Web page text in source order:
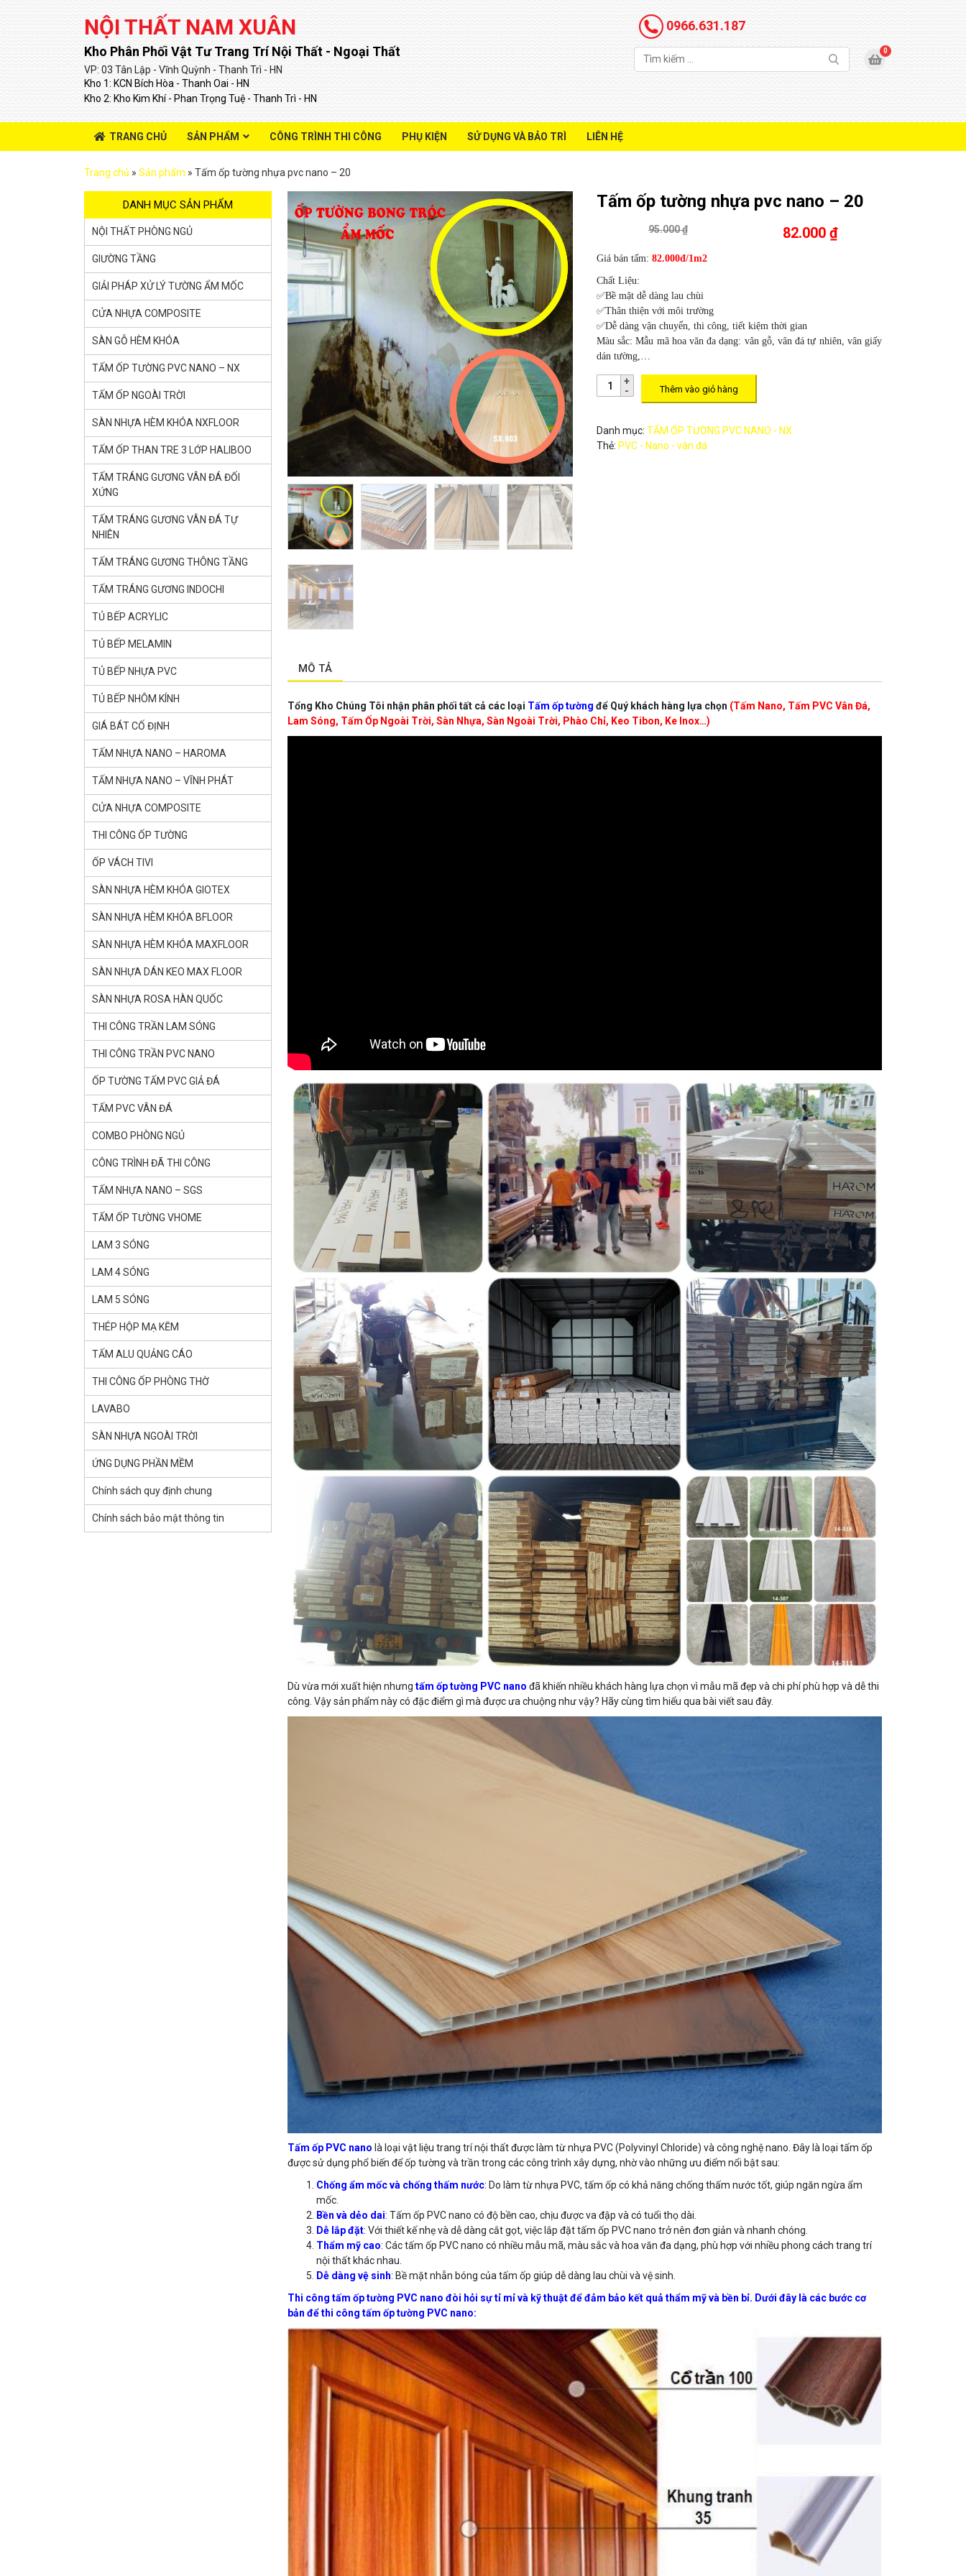
NỘI THẤT NAM XUÂN
Kho Phân Phối Vật Tư Trang Trí Nội Thất - Ngoại Thất
VP: 03 Tân Lập - Vĩnh Quỳnh - Thanh Trì - HN
Kho 1: KCN Bích Hòa - Thanh Oai - HN
Kho 2: Kho Kim Khí - Phan Trọng Tuệ - Thanh Trì - HN
0966.631.187
TRANG CHỦ SẢN PHẨM CÔNG TRÌNH THI CÔNG PHỤ KIỆN SỬ DỤNG VÀ BẢO TRÌ LIÊN HỆ
Trang chủ » Sản phẩm » Tấm ốp tường nhựa pvc nano – 20
Tấm ốp tường nhựa pvc nano – 20
95.000 ₫ 82.000 ₫
Giá bán tấm:82.000đ/1m2
Chất Liệu:
✅Bề mặt dễ dàng lau chùi
✅Thân thiện với môi trường
✅Dễ dàng vận chuyển, thi công, tiết kiệm thời gian
Màu sắc:Mẫu mã hoa văn đa dạng: vân gỗ, vân đá tự nhiên, vân giấy
dán tường,…
Thêm vào giỏ hàng
Danh mục:TẤM ỐP TƯỜNG PVC NANO - NX
Thẻ: PVC - Nano - vân đá
MÔ TẢ
Tổng Kho Chúng Tôi nhận phân phối tất cả các loại Tấm ốp tường để Quý khách hàng lựa chọn (Tấm Nano, Tấm PVC Vân Đá,
Lam Sóng, Tấm Ốp Ngoài Trời, Sàn Nhựa, Sàn Ngoài Trời, Phào Chỉ, Keo Tibon, Ke Inox…)
Dù vừa mới xuất hiện nhưng tấm ốp tường PVC nano đã khiến nhiều khách hàng lựa chọn vì mẫu mã đẹp và chi phí phù hợp và dễ thi
công. Vậy sản phẩm này có đặc điểm gì mà được ưa chuộng như vậy? Hãy cùng tìm hiểu qua bài viết sau đây.
Tấm ốp PVC nano là loại vật liệu trang trí nội thất được làm từ nhựa PVC (Polyvinyl Chloride) và công nghệ nano. Đây là loại tấm ốp
được sử dụng phổ biến để ốp tường và trần trong các công trình xây dựng, nhờ vào những ưu điểm nổi bật sau:
Chống ẩm mốc và chống thấm nước: Do làm từ nhựa PVC, tấm ốp có khả năng chống thấm nước tốt, giúp ngăn ngừa ẩm
mốc.
Bền và dẻo dai: Tấm ốp PVC nano có độ bền cao, chịu được va đập và có tuổi thọ dài.
Dễ lắp đặt: Với thiết kế nhẹ và dễ dàng cắt gọt, việc lắp đặt tấm ốp PVC nano trở nên đơn giản và nhanh chóng.
Thẩm mỹ cao: Các tấm ốp PVC nano có nhiều mẫu mã, màu sắc và hoa văn đa dạng, phù hợp với nhiều phong cách trang trí
nội thất khác nhau.
Dễ dàng vệ sinh: Bề mặt nhẵn bóng của tấm ốp giúp dễ dàng lau chùi và vệ sinh.
Thi công tấm ốp tường PVC nano đòi hỏi sự tỉ mỉ và kỹ thuật để đảm bảo kết quả thẩm mỹ và bền bỉ. Dưới đây là các bước cơ
bản để thi công tấm ốp tường PVC nano:
DANH MỤC SẢN PHẨM
NỘI THẤT PHÒNG NGỦ
GIƯỜNG TẦNG
GIẢI PHÁP XỬ LÝ TƯỜNG ẨM MỐC
CỬA NHỰA COMPOSITE
SÀN GỖ HÈM KHÓA
TẤM ỐP TƯỜNG PVC NANO – NX
TẤM ỐP NGOÀI TRỜI
SÀN NHỰA HÈM KHÓA NXFLOOR
TẤM ỐP THAN TRE 3 LỚP HALIBOO
TẤM TRÁNG GƯƠNG VÂN ĐÁ ĐỐI
XỨNG
TẤM TRÁNG GƯƠNG VÂN ĐÁ TỰ
NHIÊN
TẤM TRÁNG GƯƠNG THÔNG TẦNG
TẤM TRÁNG GƯƠNG INDOCHI
TỦ BẾP ACRYLIC
TỦ BẾP MELAMIN
TỦ BẾP NHỰA PVC
TỦ BẾP NHÔM KÍNH
GIÁ BÁT CỐ ĐỊNH
TẤM NHỰA NANO – HAROMA
TẤM NHỰA NANO – VĨNH PHÁT
CỬA NHỰA COMPOSITE
THI CÔNG ỐP TƯỜNG
ỐP VÁCH TIVI
SÀN NHỰA HÈM KHÓA GlOTEX
SÀN NHỰA HÈM KHÓA BFLOOR
SÀN NHỰA HÈM KHÓA MAXFLOOR
SÀN NHỰA DÁN KEO MAX FLOOR
SÀN NHỰA ROSA HÀN QUỐC
THI CÔNG TRẦN LAM SÓNG
THI CÔNG TRẦN PVC NANO
ỐP TƯỜNG TẤM PVC GIẢ ĐÁ
TẤM PVC VÂN ĐÁ
COMBO PHÒNG NGỦ
CÔNG TRÌNH ĐÃ THI CÔNG
TẤM NHỰA NANO – SGS
TẤM ỐP TƯỜNG VHOME
LAM 3 SÓNG
LAM 4 SÓNG
LAM 5 SÓNG
THÉP HỘP MẠ KẼM
TẤM ALU QUẢNG CÁO
THI CÔNG ỐP PHÒNG THỜ
LAVABO
SÀN NHỰA NGOÀI TRỜI
ỨNG DỤNG PHẦN MỀM
Chính sách quy định chung
Chính sách bảo mật thông tin